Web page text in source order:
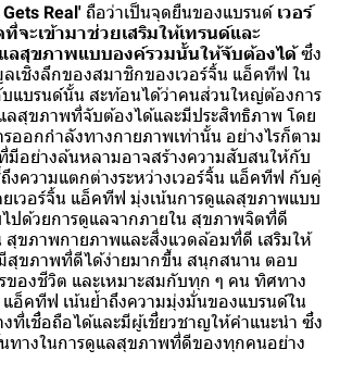
Real' ถือว่าเป็นจุดยืนของแบรนด์ เวอร์
จะเข้ามาช่วยเสริมให้เทรนด์และ
ลสุขภาพแบบองค์รวมนั้นให้จับต้องได้ซึ่ง
ลเชิงลึกของสมาชิกของเวอร์จิ้น แอ็คทีฟ ใน
บแบรนด์นั้น สะท้อนได้ว่าคนส่วนใหญ่ต้องการ
ลสุขภาพที่จับต้องได้และมีประสิทธิภาพ โดย
ออกกำลังทางกายภาพเท่านั้น อย่างไรก็ตาม
อย่างล้นหลามอาจสร้างความสับสนให้กับ
ความแตกต่างระหว่างเวอร์จิ้น แอ็คทีฟ กับคู่
เวอร์จิ้น แอ็คทีฟ มุ่งเน้นการดูแลสุขภาพแบบ
ปด้วยการดูแลจากภายใน สุขภาพจิตที่ดี
ขภาพกายภาพและสิ่งแวดล้อมที่ดี เสริมให้
มีสุขภาพที่ดีได้ง่ายมากขึ้น สนุกสนาน ตอบ
ของชีวิต และเหมาะสมกับทุก ๆ คน ทิศทาง
แอ็คทีฟ เน้นย้ำถึงความมุ่งมั่นของแบรนด์ใน
งที่เชื่อถือได้และมีผู้เชี่ยวชาญให้คำแนะนำ ซึ่ง
นทางในการดูแลสุขภาพที่ดีของทุกคนอย่าง